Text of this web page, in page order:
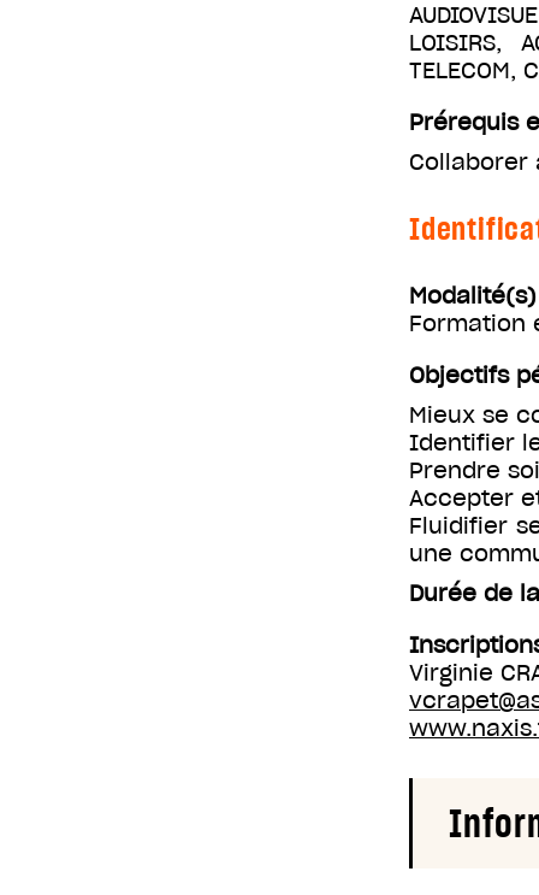
LOISIRS,
TELECOM,
Prérequis
Collaborer
Formation
Objectifs
Mieux se
Identifier
Prendre
Accepter
Fluidifier
une
Durée de
Virginie